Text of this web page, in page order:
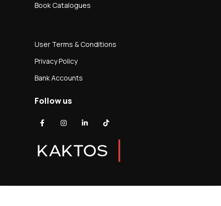
Book Catalogues
User Terms & Conditions
Privacy Policy
Bank Accounts
Follow us